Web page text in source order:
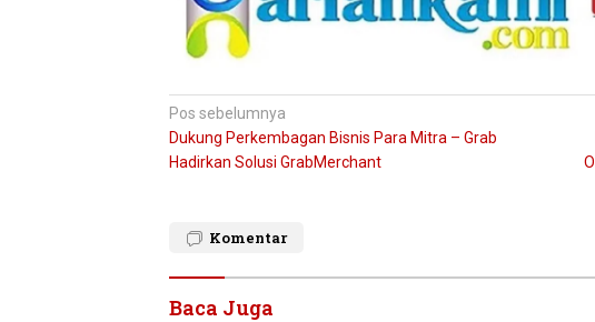
Navigasi
pos
Pos sebelumnya
Dukung Perkembagan Bisnis Para Mitra – Grab
Hadirkan Solusi GrabMerchant
Komentar
Baca Juga